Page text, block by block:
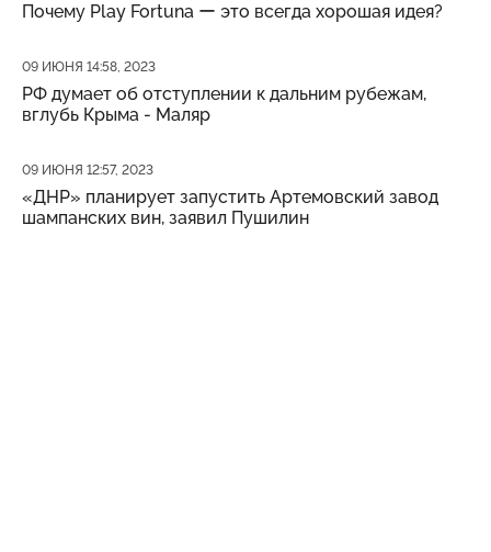
Почему Play Fortuna ー это всегда хорошая идея?
Дата публикации
09 ИЮНЯ 14:58, 2023
РФ думает об отступлении к дальним рубежам,
вглубь Крыма - Маляр
Дата публикации
09 ИЮНЯ 12:57, 2023
«ДНР» планирует запустить Артемовский завод
шампанских вин, заявил Пушилин